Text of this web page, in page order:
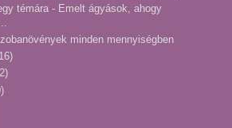
témára - Emelt ágyások, ahogy
minden mennyiségben